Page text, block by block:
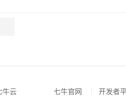
云 七牛官网 开发者